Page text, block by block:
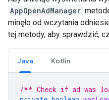
AppOpenAdManager
minęło od wczytania
tej metody, aby sprawdzić,
Java Kotlin
/** Check if ad was